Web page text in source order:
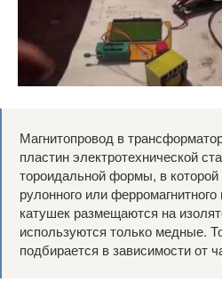
Магнитопровод в
пластин электротехнической
тороидальной формы, в которой
рулонного или
катушек размещаются на
используются только медные.
подбирается в зависимости от